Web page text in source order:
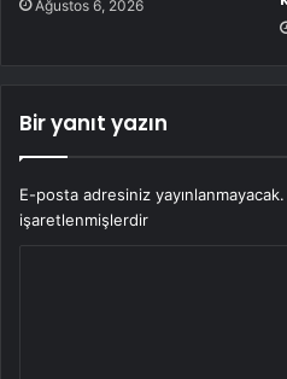
Ağustos 6, 2026
Bir yanıt yazın
E-posta adresiniz yayınlanmayacak.
işaretlenmişlerdir